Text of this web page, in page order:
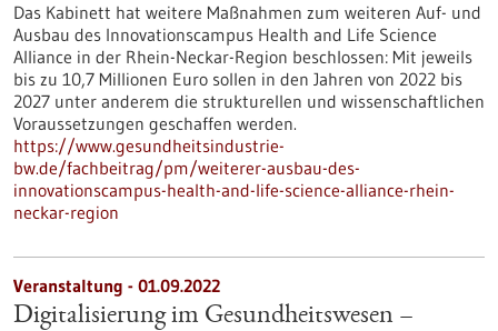
Das Kabinett hat weitere Maßnahmen zum weiteren Auf- und
Ausbau des Innovationscampus Health and Life Science
Alliance in der Rhein-Neckar-Region beschlossen: Mit jeweils
bis zu 10,7 Millionen Euro sollen in den Jahren von 2022 bis
2027 unter anderem die strukturellen und wissenschaftlichen
Voraussetzungen geschaffen werden.
https://www.gesundheitsindustrie-
bw.de/fachbeitrag/pm/weiterer-ausbau-des-
innovationscampus-health-and-life-science-alliance-rhein-
neckar-region
Veranstaltung - 01.09.2022
Digitalisierung im Gesundheitswesen –